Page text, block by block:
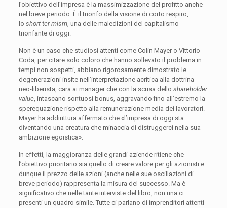
l’obiettivo dell’impresa è la massimizzazione del profitto anche
nel breve periodo. È il trionfo della visione di corto respiro,
lo short-ter mism, una delle maledizioni del capitalismo
trionfante di oggi.
Non è un caso che studiosi attenti come Colin Mayer o Vittorio
Coda, per citare solo coloro che hanno sollevato il problema in
tempi non sospetti, abbiano rigorosamente dimostrato le
degenerazioni insite nell’interpretazione acritica alla dottrina
neo-liberista, cara ai manager che con la scusa dello shareholder
value, intascano sontuosi bonus, aggravando fino all’estremo la
sperequazione rispetto alla remunerazione media dei lavoratori.
Mayer ha addirittura affermato che «l’impresa di oggi sta
diventando una creatura che minaccia di distruggerci nella sua
ambizione egoistica».
In effetti, la maggioranza delle grandi aziende ritiene che
l’obiettivo prioritario sia quello di creare valore per gli azionisti e
dunque il prezzo delle azioni (anche nelle sue oscillazioni di
breve periodo) rappresenta la misura del successo. Ma è
significativo che nelle tante interviste del libro, non una ci
presenti un quadro simile. Tutte ci parlano di imprenditori attenti